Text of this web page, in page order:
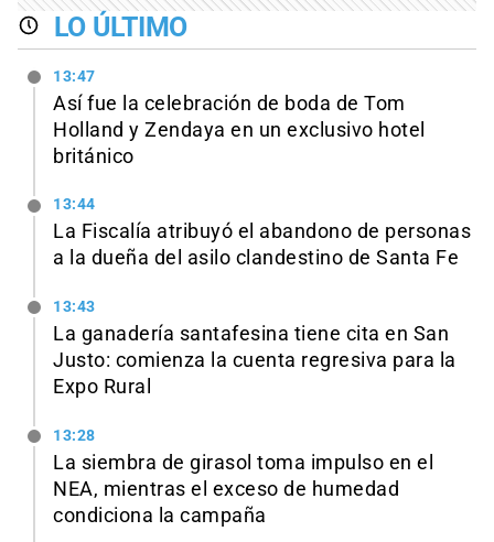
LO ÚLTIMO
13:47
Así fue la celebración de boda de Tom
Holland y Zendaya en un exclusivo hotel
británico
13:44
La Fiscalía atribuyó el abandono de personas
a la dueña del asilo clandestino de Santa Fe
13:43
La ganadería santafesina tiene cita en San
Justo: comienza la cuenta regresiva para la
Expo Rural
13:28
La siembra de girasol toma impulso en el
NEA, mientras el exceso de humedad
condiciona la campaña